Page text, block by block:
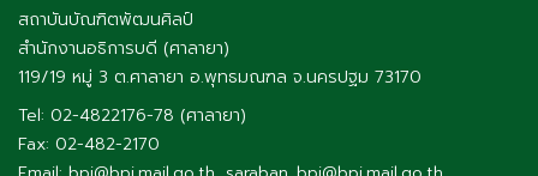
สถาบันบัณฑิตพัฒนศิลป์
สำนักงานอธิการบดี (ศาลายา)
119/19 หมู่ 3 ต.ศาลายา อ.พุทธมณฑล จ.นครปฐม 73170
Tel: 02-4822176-78 (ศาลายา)
Fax: 02-482-2170